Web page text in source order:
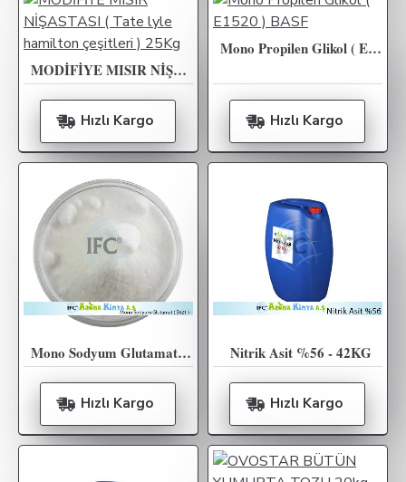
MODİFİYE MISIR NİŞASTASI ( Tate Lyle Hamilton Çeşitleri ) 25Kg
Hızlı Kargo
Mono Propilen Glikol ( E1520 ) BASF
Hızlı Kargo
Mono Sodyum Glutamat ( E621 ) - 25KG
Hızlı Kargo
Nitrik Asit %56 - 42KG
Hızlı Kargo